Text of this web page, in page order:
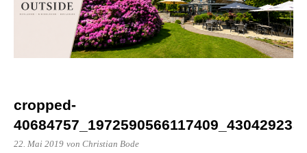
cropped-
22. Mai 2019 von Christian Bode